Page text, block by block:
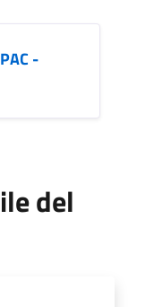
-
del